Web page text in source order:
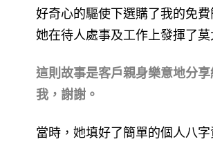
好奇心的驅使下選購了我的免
她在待人處事及工作上發揮了莫
這則故事是客戶親身樂意地分
我，謝謝。
當時，她填好了簡單的個人八